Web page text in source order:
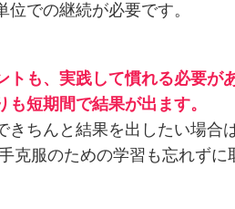
での継続が必要です。
トも、実践して慣れる必要が
短期間で結果が出ます。
きちんと結果を出したい場合
克服のための学習も忘れずに